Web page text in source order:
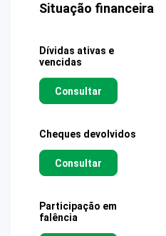
Situação financeira
Dívidas ativas e
vencidas
Consultar
Cheques devolvidos
Consultar
Participação em
falência